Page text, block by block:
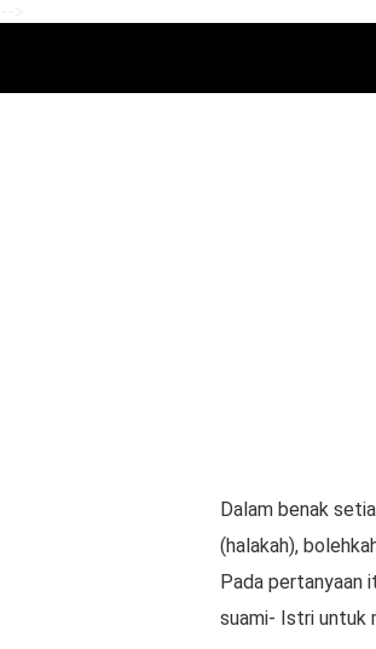
Dalam benak
(halakah),
Pada pertanyaan
suami- Istri untuk